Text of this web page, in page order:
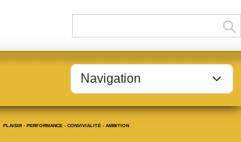
PLAISIR - PERFORMANCE - CONVIVIALITÉ - AMBITION